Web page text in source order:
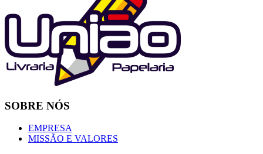
SOBRE NÓS
EMPRESA
MISSÃO E VALORES